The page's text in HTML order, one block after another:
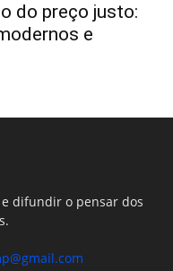
do preço justo:
e
difundir o pensar dos